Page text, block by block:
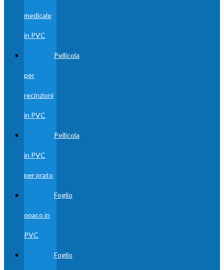
medicale
in PVC
Pellicola
per
recinzioni
in PVC
Pellicola
in PVC
per prato
Foglio
opaco in
PVC
Foglio